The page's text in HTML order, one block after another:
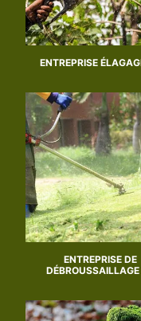
ENTREPRISE
ENTREPRISE DE